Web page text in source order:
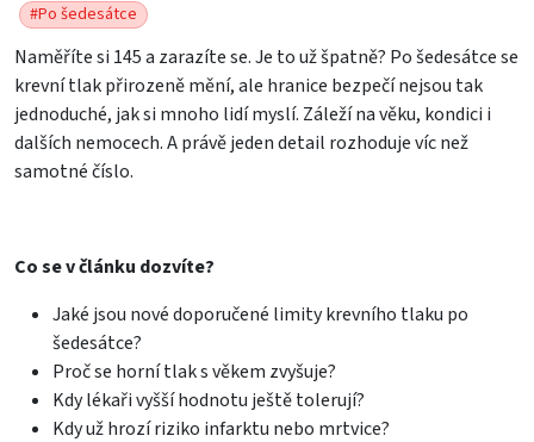
#Po šedesátce
Naměříte si 145 a zarazíte se. Je to už špatně? Po šedesátce se
krevní tlak přirozeně mění, ale hranice bezpečí nejsou tak
jednoduché, jak si mnoho lidí myslí. Záleží na věku, kondici i
dalších nemocech. A právě jeden detail rozhoduje víc než
samotné číslo.
Co se v článku dozvíte?
Jaké jsou nové doporučené limity krevního tlaku po
šedesátce?
Proč se horní tlak s věkem zvyšuje?
Kdy lékaři vyšší hodnotu ještě tolerují?
Kdy už hrozí riziko infarktu nebo mrtvice?